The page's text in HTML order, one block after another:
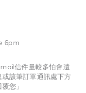
6pm
mail信件量較多怕會遺
該筆訂單通訊處下方
您」